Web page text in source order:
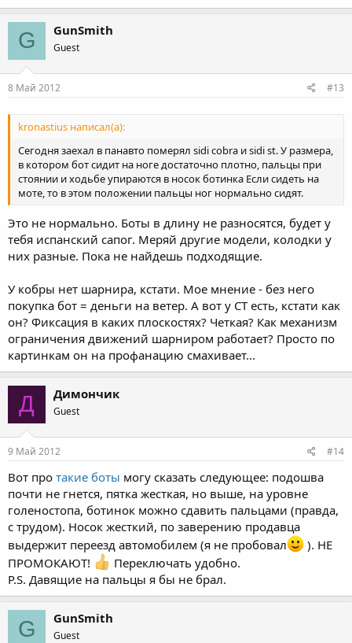
G GunSmith
Guest
8 Май 2012 #13
kronastius написал(а):
Сегодня заехал в панавто померял sidi cobra и sidi st. У размера,
в котором бот сидит на ноге достаточно плотно, пальцы при
стоянии и ходьбе упираются в носок ботинка Если сидеть на
моте, то в этом положении пальцы ног нормально сидят.
Это не нормально. Боты в длину не разносятся, будет у
тебя испанский сапог. Меряй другие модели, колодки у
них разные. Пока не найдешь подходящие.
У кобры нет шарнира, кстати. Мое мнение - без него
покупка бот = деньги на ветер. А вот у СТ есть, кстати как
он? Фиксация в каких плоскостях? Четкая? Как механизм
ограничения движений шарниром работает? Просто по
картинкам он на профанацию смахивает...
Д Димончик
Guest
9 Май 2012 #14
Вот про такие боты могу сказать следующее: подошва
почти не гнется, пятка жесткая, но выше, на уровне
голеностопа, ботинок можно сдавить пальцами (правда,
с трудом). Носок жесткий, по заверению продавца
выдержит переезд автомобилем (я не пробовал
). НЕ
ПРОМОКАЮТ!
Переключать удобно.
P.S. Давящие на пальцы я бы не брал.
G GunSmith
Guest